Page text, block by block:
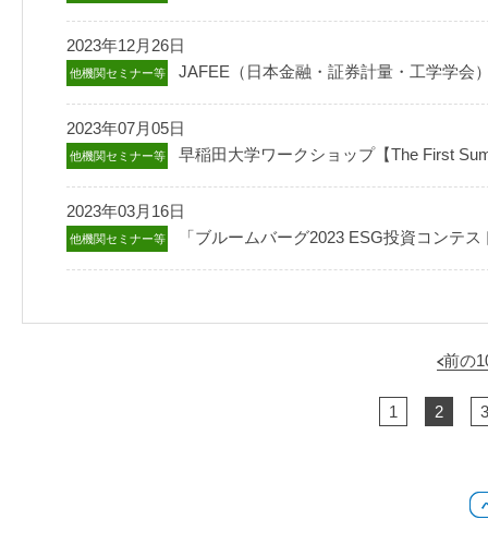
2023年12月26日
他機関セミナー等 JAFEE（日本金融・証券計量・工学学会
2023年07月05日
他機関セミナー等 早稲田大学ワークショップ【The First
2023年03月16日
他機関セミナー等 「ブルームバーグ2023 ESG投資コンテ
前の
1 2 3